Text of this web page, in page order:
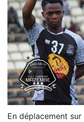
En déplacement